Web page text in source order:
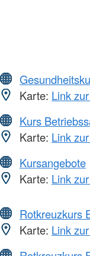
Karte: Link
Kurs
Karte: Link
Kursangebote
Karte: Link
Rotkreuzkurs
Karte: Link